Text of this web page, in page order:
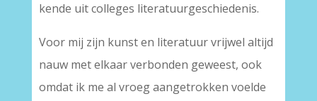
kende uit colleges literatuurgeschiedenis.
Voor mij zijn kunst en literatuur vrijwel altijd
nauw met elkaar verbonden geweest, ook
omdat ik me al vroeg aangetrokken voelde